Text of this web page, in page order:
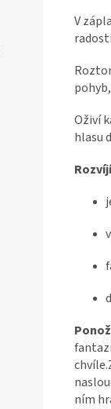
V
Oživí
hlasu
ním